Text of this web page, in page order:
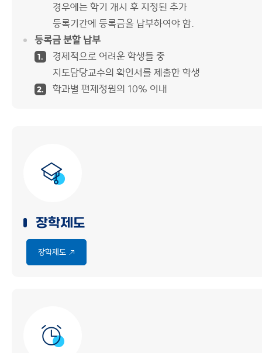
경우에는 학기 개시 후 지정된 추가
등록기간에 등록금을 납부하여야 함.
등록금 분할 납부
1.
경제적으로 어려운 학생들 중
지도담당교수의 확인서를 제출한 학생
2. 학과별 편제정원의 10% 이내
장학제도
장학제도